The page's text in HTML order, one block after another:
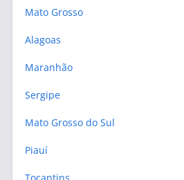
Mato Grosso
Alagoas
Maranhão
Sergipe
Mato Grosso do Sul
Piauí